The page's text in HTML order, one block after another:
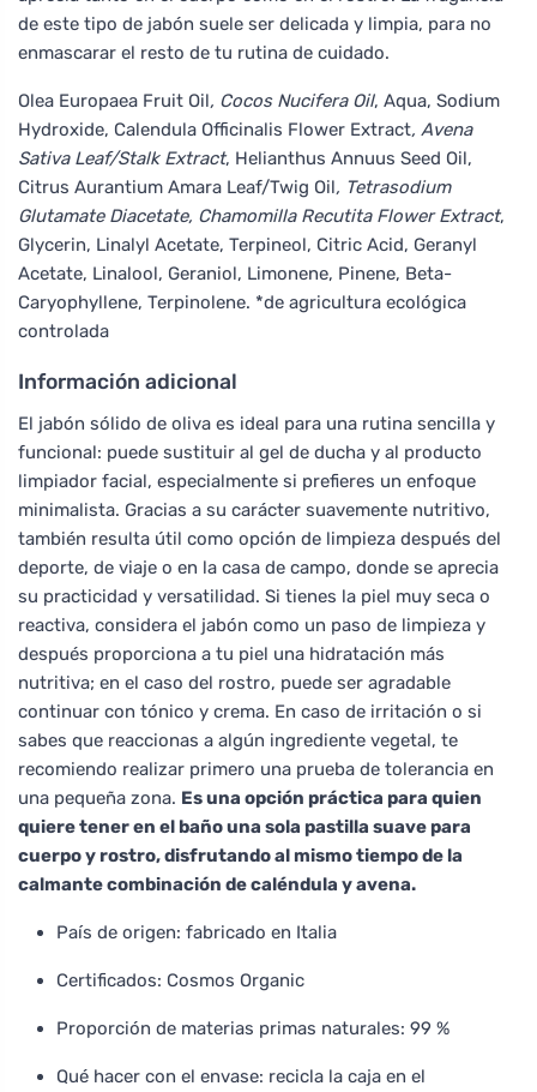
de este tipo de jabón suele ser delicada y limpia, para no
enmascarar el resto de tu rutina de cuidado.
Olea Europaea Fruit Oil, Cocos Nucifera Oil, Aqua, Sodium
Hydroxide, Calendula Officinalis Flower Extract, Avena
Sativa Leaf/Stalk Extract, Helianthus Annuus Seed Oil,
Citrus Aurantium Amara Leaf/Twig Oil, Tetrasodium
Glutamate Diacetate, Chamomilla Recutita Flower Extract,
Glycerin, Linalyl Acetate, Terpineol, Citric Acid, Geranyl
Acetate, Linalool, Geraniol, Limonene, Pinene, Beta-
Caryophyllene, Terpinolene. *de agricultura ecológica
controlada
Información adicional
El jabón sólido de oliva es ideal para una rutina sencilla y
funcional: puede sustituir al gel de ducha y al producto
limpiador facial, especialmente si prefieres un enfoque
minimalista. Gracias a su carácter suavemente nutritivo,
también resulta útil como opción de limpieza después del
deporte, de viaje o en la casa de campo, donde se aprecia
su practicidad y versatilidad. Si tienes la piel muy seca o
reactiva, considera el jabón como un paso de limpieza y
después proporciona a tu piel una hidratación más
nutritiva; en el caso del rostro, puede ser agradable
continuar con tónico y crema. En caso de irritación o si
sabes que reaccionas a algún ingrediente vegetal, te
recomiendo realizar primero una prueba de tolerancia en
una pequeña zona. Es una opción práctica para quien
quiere tener en el baño una sola pastilla suave para
cuerpo y rostro, disfrutando al mismo tiempo de la
calmante combinación de caléndula y avena.
País de origen: fabricado en Italia
Certificados: Cosmos Organic
Proporción de materias primas naturales: 99 %
Qué hacer con el envase: recicla la caja en el